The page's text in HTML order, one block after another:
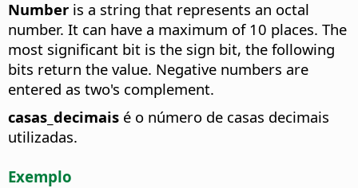
Number is a string that represents an octal
number. It can have a maximum of 10 places. The
most significant bit is the sign bit, the following
bits return the value. Negative numbers are
entered as two's complement.
casas_decimais é o número de casas decimais
utilizadas.
Exemplo